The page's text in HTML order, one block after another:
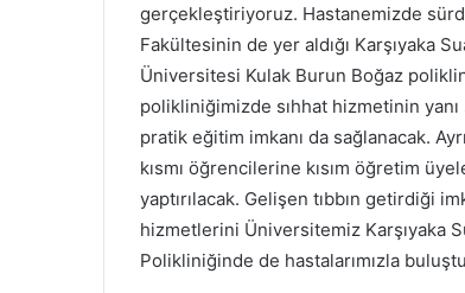
gerçekleştiriyoruz. Hastanemizde
Fakültesinin de yer aldığı Karşıyaka
Üniversitesi Kulak Burun Boğaz
polikliniğimizde sıhhat hizmetinin
pratik eğitim imkanı da sağlanacak.
kısmı öğrencilerine kısım öğretim
yaptırılacak. Gelişen tıbbın getirdiği
hizmetlerini Üniversitemiz Karşıyaka
Polikliniğinde de hastalarımızla